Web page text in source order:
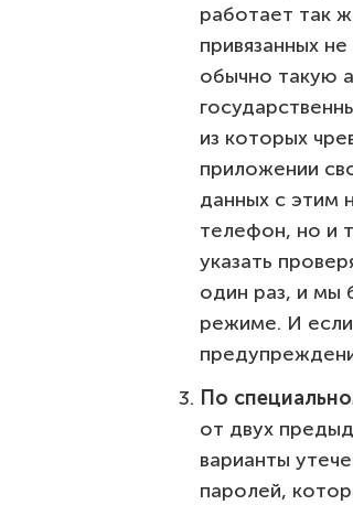
работает так
привязанных
обычно такую
из которых
приложении
данных с этим
телефон, но и
указать
один раз, и мы
режиме. И если
По
от двух
варианты
паролей,